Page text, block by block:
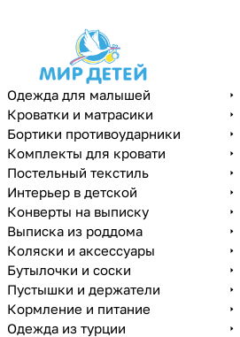
Одежда для малышей
Кроватки и матрасики
Бортики противоударники
Комплекты для кровати
Постельный текстиль
Интерьер в детской
Конверты на выписку
Выписка из роддома
Коляски и аксессуары
Бутылочки и соски
Пустышки и держатели
Кормление и питание
Одежда из турции